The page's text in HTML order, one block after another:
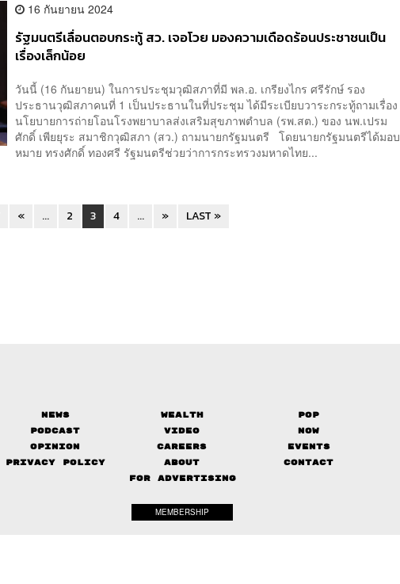
16 กันยายน 2024
รัฐมนตรีเลื่อนตอบกระทู้ สว. เจอโวย มองความเดือดร้อนประชาชนเป็น
เรื่องเล็กน้อย
วันนี้ (16 กันยายน) ในการประชุมวุฒิสภาที่มี พล.อ. เกรียงไกร ศรีรักษ์ รอง
ประธานวุฒิสภาคนที่ 1 เป็นประธานในที่ประชุม ได้มีระเบียบวาระกระทู้ถามเรื่อง
นโยบายการถ่ายโอนโรงพยาบาลส่งเสริมสุขภาพตำบล (รพ.สต.) ของ นพ.เปรม
ศักดิ์ เพียยุระ สมาชิกวุฒิสภา (สว.) ถามนายกรัฐมนตรี โดยนายกรัฐมนตรีได้มอบ
หมาย ทรงศักดิ์ ทองศรี รัฐมนตรีช่วยว่าการกระทรวงมหาดไทย...
« ... 2 3 4 ... » LAST »
News Wealth
Pop
Podcast
Video
Now
Opinion
Careers
Events
Privacy Policy
About
Contact
FOR ADVERTISING
MEMBERSHIP